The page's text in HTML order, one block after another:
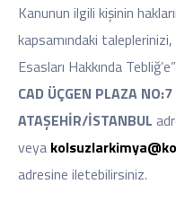
Kanunun ilgili kişinin
kapsamındaki
Esasları Hakkında
CAD ÜÇGEN PLAZA
ATAŞEHİR/İSTANBUL
veya
adresine iletebilirsiniz.